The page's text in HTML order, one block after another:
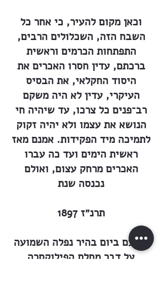
וכאן מקום להעיר, כי אחר כל
השבח הזה, השכלולים הרבים,
התפתחות הכרמים וראשית
ברכתם, עדין חסרו האכרים את
היסוד החקלאי, את הבסיס
העיקרי, עדין לא היה משקם
רב־פנים כל צרכו, עד שיהיה חי
הנושא את עצמו ולא יהיה זקוק
לתמיכה מיד הפקידות. אמנם מאז
ראשית הימים ועד כה עברו
האכרים מרחק עצום, ואולם
נכנסה שנת
תרנ״ז 1897
וכרעם ביום בהיר נפלה השמועה
על דבר מחלת הפילוקסרה